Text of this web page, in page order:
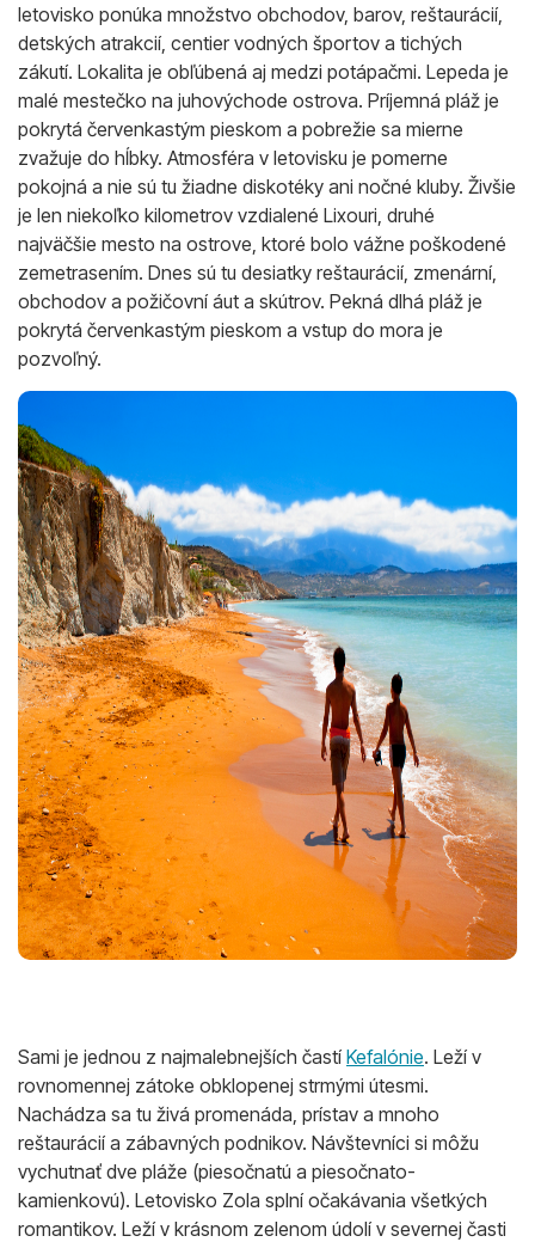
letovisko ponúka množstvo obchodov, barov, reštaurácií,
detských atrakcií, centier vodných športov a tichých
zákutí. Lokalita je obľúbená aj medzi potápačmi. Lepeda je
malé mestečko na juhovýchode ostrova. Príjemná pláž je
pokrytá červenkastým pieskom a pobrežie sa mierne
zvažuje do hĺbky. Atmosféra v letovisku je pomerne
pokojná a nie sú tu žiadne diskotéky ani nočné kluby. Živšie
je len niekoľko kilometrov vzdialené Lixouri, druhé
najväčšie mesto na ostrove, ktoré bolo vážne poškodené
zemetrasením. Dnes sú tu desiatky reštaurácií, zmenární,
obchodov a požičovní áut a skútrov. Pekná dlhá pláž je
pokrytá červenkastým pieskom a vstup do mora je
pozvoľný.
Sami je jednou z najmalebnejších častí Kefalónie. Leží v
rovnomennej zátoke obklopenej strmými útesmi.
Nachádza sa tu živá promenáda, prístav a mnoho
reštaurácií a zábavných podnikov. Návštevníci si môžu
vychutnať dve pláže (piesočnatú a piesočnato-
kamienkovú). Letovisko Zola splní očakávania všetkých
romantikov. Leží v krásnom zelenom údolí v severnej časti